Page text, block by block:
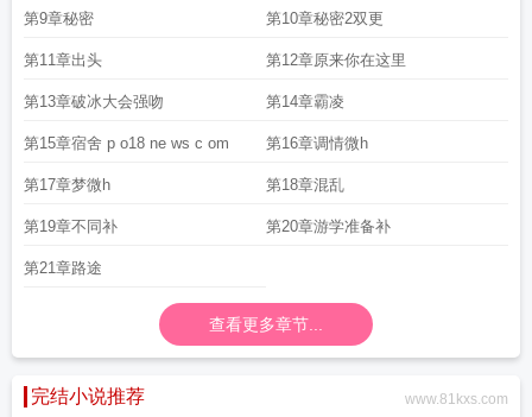
第9章秘密 第10章秘密2双更
第11章出头 第12章原来你在这里
第13章破冰大会强吻 第14章霸凌
第15章宿舍 p o18 ne ws c om 第16章调情微h
第17章梦微h 第18章混乱
第19章不同补 第20章游学准备补
第21章路途
查看更多章节...
完结小说推荐 www.81kxs.com